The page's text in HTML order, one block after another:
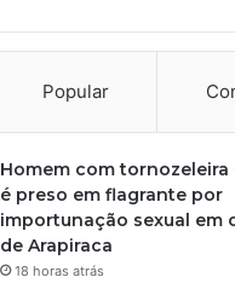
Popular
Homem com
é preso em flagrante por
importunação sexual em
de Arapiraca
18 horas atrás